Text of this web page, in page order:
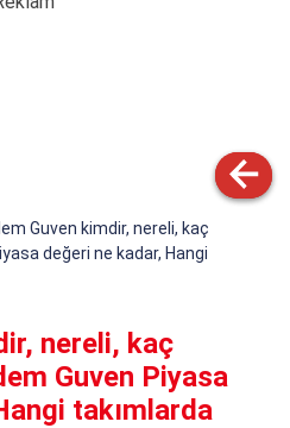
Guven kimdir, nereli, kaç
değeri ne kadar, Hangi
nereli, kaç
Guven Piyasa
takımlarda